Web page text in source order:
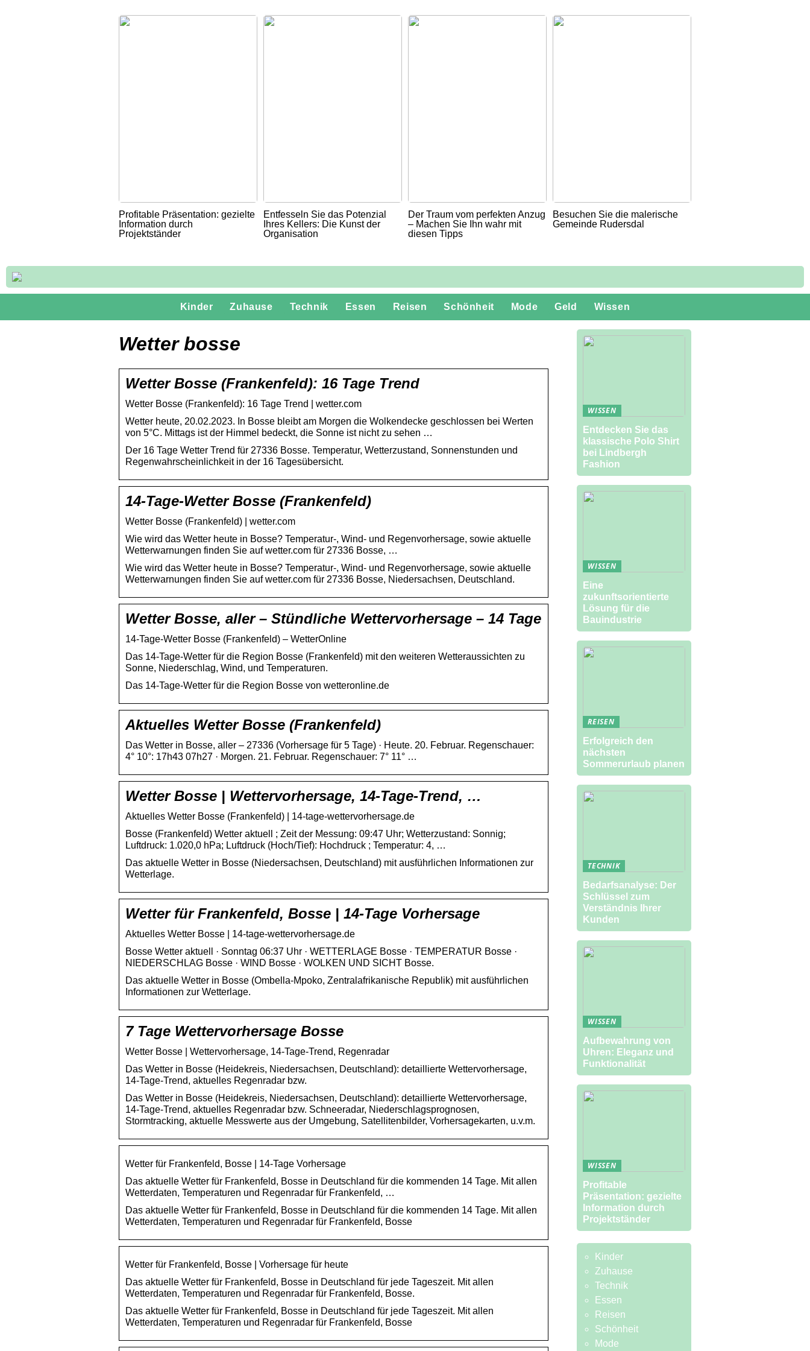
Profitable Präsentation: gezielte
Information durch
Projektständer
Entfesseln Sie das Potenzial
Ihres Kellers: Die Kunst der
Organisation
Der Traum vom perfekten Anzug
– Machen Sie Ihn wahr mit
diesen Tipps
Besuchen Sie die malerische
Gemeinde Rudersdal
Kinder Zuhause Technik Essen Reisen Schönheit Mode Geld Wissen
Wetter bosse
Wetter Bosse (Frankenfeld): 16 Tage Trend
Wetter Bosse (Frankenfeld): 16 Tage Trend | wetter.com
Wetter heute, 20.02.2023. In Bosse bleibt am Morgen die Wolkendecke geschlossen bei Werten
von 5°C. Mittags ist der Himmel bedeckt, die Sonne ist nicht zu sehen …
Der 16 Tage Wetter Trend für 27336 Bosse. Temperatur, Wetterzustand, Sonnenstunden und
Regenwahrscheinlichkeit in der 16 Tagesübersicht.
14-Tage-Wetter Bosse (Frankenfeld)
Wetter Bosse (Frankenfeld) | wetter.com
Wie wird das Wetter heute in Bosse? Temperatur-, Wind- und Regenvorhersage, sowie aktuelle
Wetterwarnungen finden Sie auf wetter.com für 27336 Bosse, …
Wie wird das Wetter heute in Bosse? Temperatur-, Wind- und Regenvorhersage, sowie aktuelle
Wetterwarnungen finden Sie auf wetter.com für 27336 Bosse, Niedersachsen, Deutschland.
Wetter Bosse, aller – Stündliche Wettervorhersage – 14 Tage
14-Tage-Wetter Bosse (Frankenfeld) – WetterOnline
Das 14-Tage-Wetter für die Region Bosse (Frankenfeld) mit den weiteren Wetteraussichten zu
Sonne, Niederschlag, Wind, und Temperaturen.
Das 14-Tage-Wetter für die Region Bosse von wetteronline.de
Aktuelles Wetter Bosse (Frankenfeld)
Das Wetter in Bosse, aller – 27336 (Vorhersage für 5 Tage) · Heute. 20. Februar. Regenschauer:
4° 10°: 17h43 07h27 · Morgen. 21. Februar. Regenschauer: 7° 11° …
Wetter Bosse | Wettervorhersage, 14-Tage-Trend, …
Aktuelles Wetter Bosse (Frankenfeld) | 14-tage-wettervorhersage.de
Bosse (Frankenfeld) Wetter aktuell ; Zeit der Messung: 09:47 Uhr; Wetterzustand: Sonnig;
Luftdruck: 1.020,0 hPa; Luftdruck (Hoch/Tief): Hochdruck ; Temperatur: 4, …
Das aktuelle Wetter in Bosse (Niedersachsen, Deutschland) mit ausführlichen Informationen zur
Wetterlage.
Wetter für Frankenfeld, Bosse | 14-Tage Vorhersage
Aktuelles Wetter Bosse | 14-tage-wettervorhersage.de
Bosse Wetter aktuell · Sonntag 06:37 Uhr · WETTERLAGE Bosse · TEMPERATUR Bosse ·
NIEDERSCHLAG Bosse · WIND Bosse · WOLKEN UND SICHT Bosse.
Das aktuelle Wetter in Bosse (Ombella-Mpoko, Zentralafrikanische Republik) mit ausführlichen
Informationen zur Wetterlage.
7 Tage Wettervorhersage Bosse
Wetter Bosse | Wettervorhersage, 14-Tage-Trend, Regenradar
Das Wetter in Bosse (Heidekreis, Niedersachsen, Deutschland): detaillierte Wettervorhersage,
14-Tage-Trend, aktuelles Regenradar bzw.
Das Wetter in Bosse (Heidekreis, Niedersachsen, Deutschland): detaillierte Wettervorhersage,
14-Tage-Trend, aktuelles Regenradar bzw. Schneeradar, Niederschlagsprognosen,
Stormtracking, aktuelle Messwerte aus der Umgebung, Satellitenbilder, Vorhersagekarten, u.v.m.
Wetter für Frankenfeld, Bosse | 14-Tage Vorhersage
Das aktuelle Wetter für Frankenfeld, Bosse in Deutschland für die kommenden 14 Tage. Mit allen
Wetterdaten, Temperaturen und Regenradar für Frankenfeld, …
Das aktuelle Wetter für Frankenfeld, Bosse in Deutschland für die kommenden 14 Tage. Mit allen
Wetterdaten, Temperaturen und Regenradar für Frankenfeld, Bosse
Wetter für Frankenfeld, Bosse | Vorhersage für heute
Das aktuelle Wetter für Frankenfeld, Bosse in Deutschland für jede Tageszeit. Mit allen
Wetterdaten, Temperaturen und Regenradar für Frankenfeld, Bosse.
Das aktuelle Wetter für Frankenfeld, Bosse in Deutschland für jede Tageszeit. Mit allen
Wetterdaten, Temperaturen und Regenradar für Frankenfeld, Bosse
WISSEN
Entdecken Sie das
klassische Polo Shirt
bei Lindbergh
Fashion
WISSEN
Eine
zukunftsorientierte
Lösung für die
Bauindustrie
REISEN
Erfolgreich den
nächsten
Sommerurlaub planen
TECHNIK
Bedarfsanalyse: Der
Schlüssel zum
Verständnis Ihrer
Kunden
WISSEN
Aufbewahrung von
Uhren: Eleganz und
Funktionalität
WISSEN
Profitable
Präsentation: gezielte
Information durch
Projektständer
Kinder
Zuhause
Technik
Essen
Reisen
Schönheit
Mode